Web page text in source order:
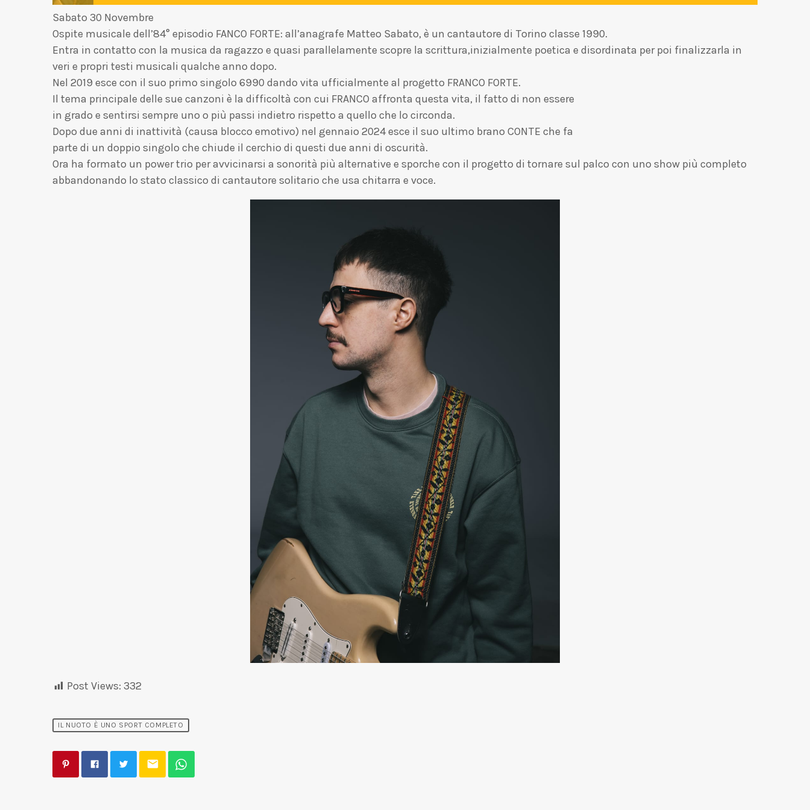
Sabato 30 Novembre
Ospite musicale dell’84° episodio FANCO FORTE: all’anagrafe Matteo Sabato, è un cantautore di Torino classe 1990.
Entra in contatto con la musica da ragazzo e quasi parallelamente scopre la scrittura,inizialmente poetica e disordinata per poi finalizzarla in
veri e propri testi musicali qualche anno dopo.
Nel 2019 esce con il suo primo singolo 6990 dando vita ufficialmente al progetto FRANCO FORTE.
Il tema principale delle sue canzoni è la difficoltà con cui FRANCO affronta questa vita, il fatto di non essere
in grado e sentirsi sempre uno o più passi indietro rispetto a quello che lo circonda.
Dopo due anni di inattività (causa blocco emotivo) nel gennaio 2024 esce il suo ultimo brano CONTE che fa
parte di un doppio singolo che chiude il cerchio di questi due anni di oscurità.
Ora ha formato un power trio per avvicinarsi a sonorità più alternative e sporche con il progetto di tornare sul palco con uno show più completo
abbandonando lo stato classico di cantautore solitario che usa chitarra e voce.
Post Views: 332
IL NUOTO È UNO SPORT COMPLETO
email